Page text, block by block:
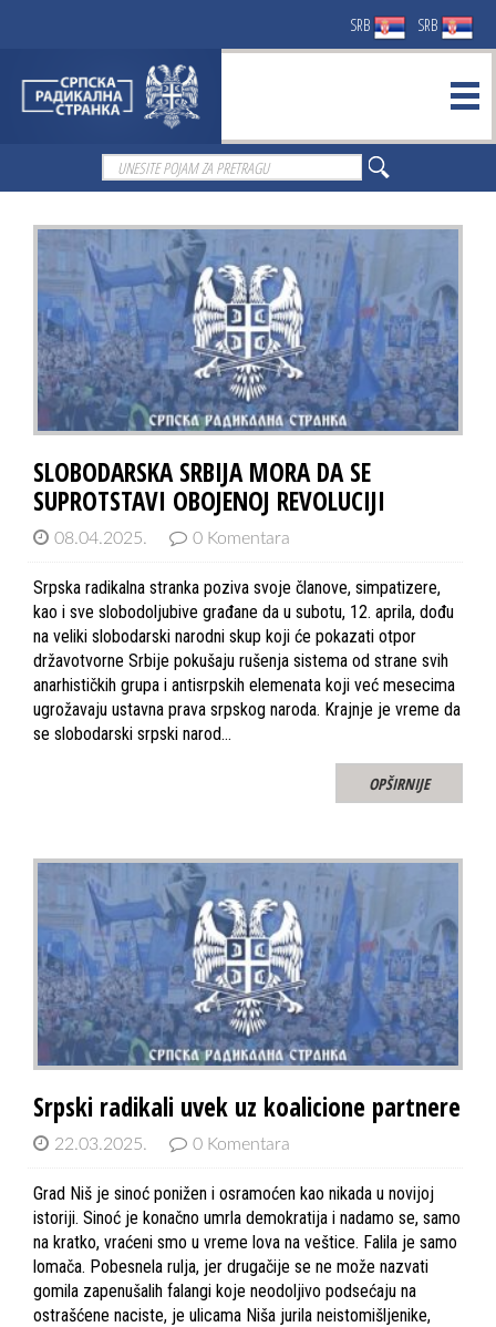
SRB SRB
SLOBODARSKA SRBIJA MORA DA SE
SUPROTSTAVI OBOJENOJ REVOLUCIJI
08.04.2025. 0 Komentara
Srpska radikalna stranka poziva svoje članove, simpatizere,
kao i sve slobodoljubive građane da u subotu, 12. aprila, dođu
na veliki slobodarski narodni skup koji će pokazati otpor
državotvorne Srbije pokušaju rušenja sistema od strane svih
anarhističkih grupa i antisrpskih elemenata koji već mesecima
ugrožavaju ustavna prava srpskog naroda. Krajnje je vreme da
se slobodarski srpski narod…
OPŠIRNIJE
Srpski radikali uvek uz koalicione partnere
22.03.2025. 0 Komentara
Grad Niš je sinoć ponižen i osramoćen kao nikada u novijoj
istoriji. Sinoć je konačno umrla demokratija i nadamo se, samo
na kratko, vraćeni smo u vreme lova na veštice. Falila je samo
lomača. Pobesnela rulja, jer drugačije se ne može nazvati
gomila zapenušalih falangi koje neodoljivo podsećaju na
ostrašćene naciste, je ulicama Niša jurila neistomišljenike,